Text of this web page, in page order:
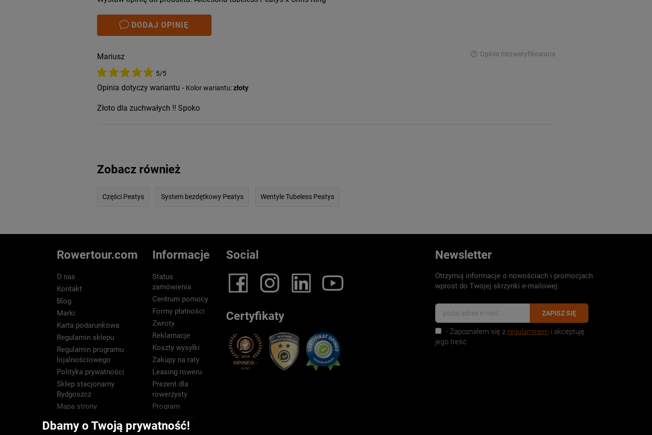
DODAJ OPINIĘ
Mariusz
5/5
Opinia niezweryfikowana
Opinia dotyczy wariantu - Kolor wariantu:złoty
Złoto dla zuchwałych !! Spoko
Zobacz również
Części Peatys System bezdętkowy Peatys Wentyle Tubeless Peatys
Rowertour.com
O nas
Kontakt
Blog
Marki
Karta podarunkowa
Regulamin sklepu
Regulamin programu
lojalnościowego
Polityka prywatności
Sklep stacjonarny
Bydgoszcz
Mapa strony
Informacje
Status
zamówienia
Centrum pomocy
Formy płatności
Zwroty
Reklamacje
Koszty wysyłki
Zakupy na raty
Leasing roweru
Prezent dla
rowerzysty
Program
Newsletter
Social
Certyfikaty
Newsletter
Otrzymuj informacje o nowościach i promocjach
wprost do Twojej skrzynki e-mailowej:
ZAPISZ SIĘ
- Zapoznałem się z regulaminem i akceptuję
jego treść
Dbamy o Twoją prywatność!